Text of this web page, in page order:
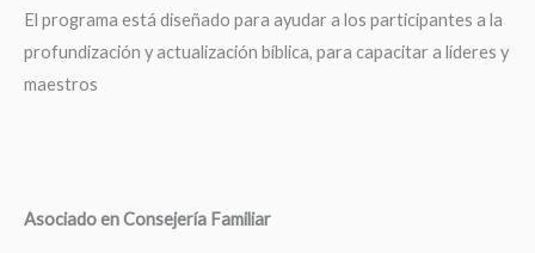
El programa está diseñado para ayudar a los participantes a la
profundización y actualización bíblica, para capacitar a líderes y
maestros
Asociado en Consejería Familiar